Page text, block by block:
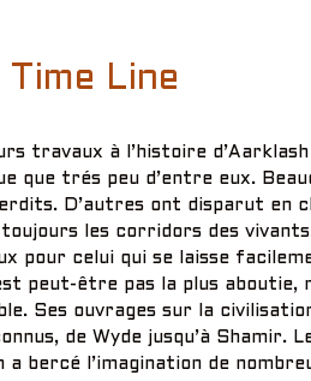
Time Line
travaux à l’histoire
que trés peu d’entre eux.
D’autres ont disparut en
les corridors des
pour celui qui se laisse
peut-être pas la plus aboutie,
Ses ouvrages sur la
de Wyde jusqu’à Shamir.
a bercé l’imagination de